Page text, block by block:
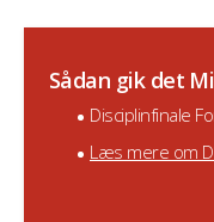
Sådan gik det
Disciplinfinale
Læs mere om